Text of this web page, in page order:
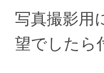
写真撮影用
望でしたら